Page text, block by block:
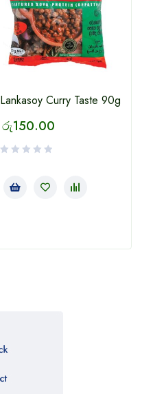
Lankasoy Curry Taste 90g
රු150.00